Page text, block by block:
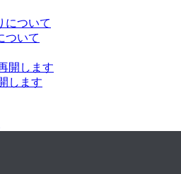
ついて
します